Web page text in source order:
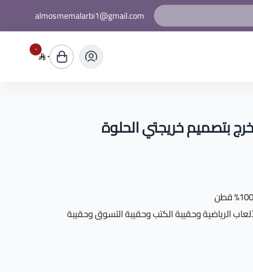
almosmemalarbi1@gmail.com
٠ ٠
بتصميم خريجتي الحلوة
الرياضية وحقيبة الكتب وحقيبة التسوق وحقيبة